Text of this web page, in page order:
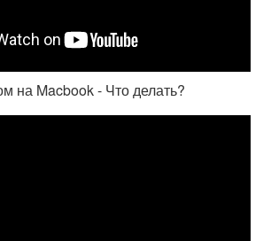
на Macbook - Что делать?